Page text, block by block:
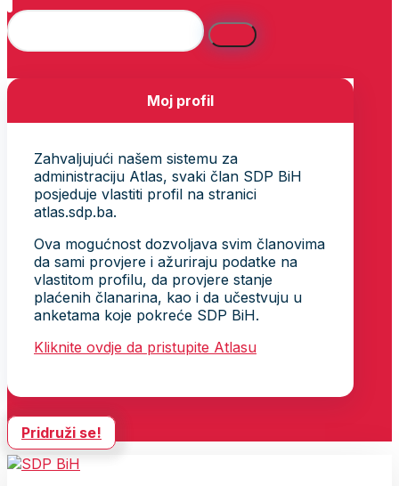
Moj profil
Zahvaljujući našem sistemu za
administraciju Atlas, svaki član SDP BiH
posjeduje vlastiti profil na stranici
atlas.sdp.ba.
Ova mogućnost dozvoljava svim članovima
da sami provjere i ažuriraju podatke na
vlastitom profilu, da provjere stanje
plaćenih članarina, kao i da učestvuju u
anketama koje pokreće SDP BiH.
Kliknite ovdje da pristupite Atlasu
Pridruži se!